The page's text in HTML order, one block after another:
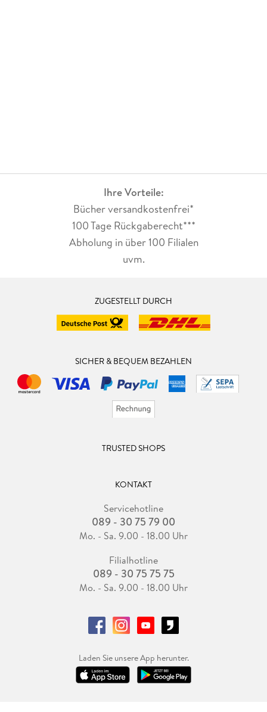
Ihre Vorteile:
Bücher versandkostenfrei*
100 Tage Rückgaberecht***
Abholung in über 100 Filialen
uvm.
ZUGESTELLT DURCH
SICHER & BEQUEM BEZAHLEN
TRUSTED SHOPS
KONTAKT
Servicehotline
089 - 30 75 79 00
Mo. - Sa. 9.00 - 18.00 Uhr
Filialhotline
089 - 30 75 75 75
Mo. - Sa. 9.00 - 18.00 Uhr
Laden Sie unsere App herunter.